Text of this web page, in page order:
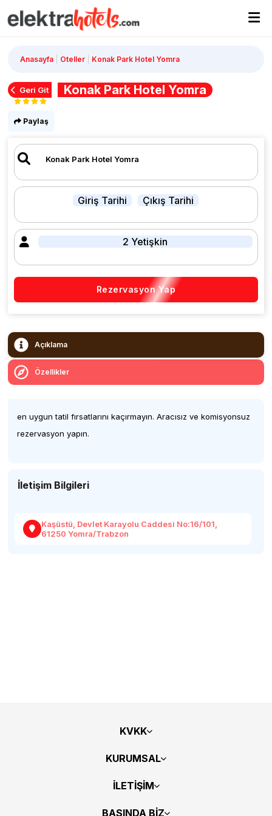
Anasayfa Oteller Konak Park Hotel Yomra
Geri Git Konak Park Hotel Yomra
Paylaş
Giriş Tarihi Çıkış Tarihi
2 Yetişkin
Rezervasyon Yap
Açıklama
Özellikler
en uygun tatil fırsatlarını kaçırmayın. Aracısız ve komisyonsuz
rezervasyon yapın.
İletişim Bilgileri
Kaşüstü, Devlet Karayolu Caddesi No:16/101,
61250 Yomra/Trabzon
KVKK
KURUMSAL
İLETİŞİM
BASINDA BİZ